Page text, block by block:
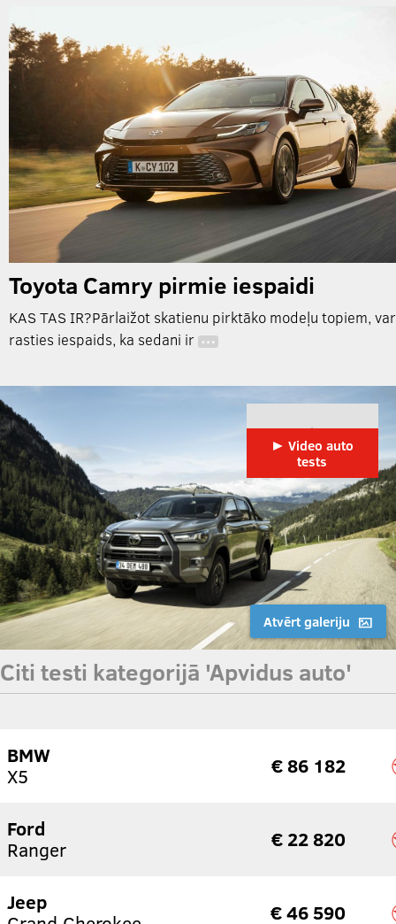
Toyota Camry pirmie iespaidi
KAS TAS IR?Pārlaižot skatienu pirktāko modeļu topiem, var
rasties iespaids, ka sedani ir …
Atvērt galeriju
► Video auto
tests
Citi testi kategorijā 'Apvidus auto'
BMW
X5
€ 86 182
Ford
Ranger
€ 22 820
Jeep
€ 46 590